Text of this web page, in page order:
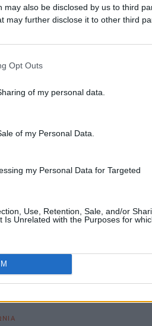
may also be disclosed by us to third
may further disclose it to other third
Opt Outs
of my personal data.
of my Personal Data.
my Personal Data for Targeted
Use, Retention, Sale, and/or
Is Unrelated with the Purposes for
Λέσβο ως την Αθήνα: Η
του Αφγανού
της υπόθεσης της δολοφονίας
μετά το βίντεο…